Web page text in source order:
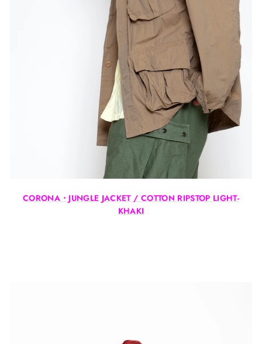
CORONA・JUNGLE JACKET / COTTON RIPSTOP LIGHT-
KHAKI